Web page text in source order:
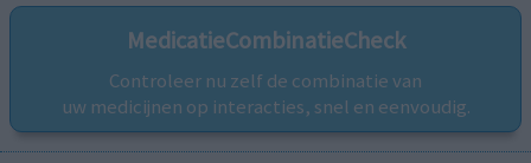
MedicatieCombinatieCheck
Controleer nu zelf de combinatie van
uw medicijnen op interacties, snel en eenvoudig.